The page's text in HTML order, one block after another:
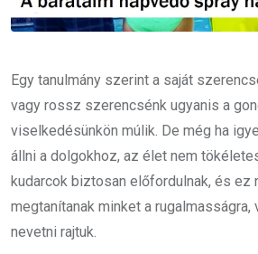
Egy tanulmány szerint a saját
vagy rossz szerencsénk ugyanis a
viselkedésünkön múlik. De még ha
állni a dolgokhoz, az élet nem
kudarcok biztosan előfordulnak, és ez
megtanítanak minket a
nevetni rajtuk.